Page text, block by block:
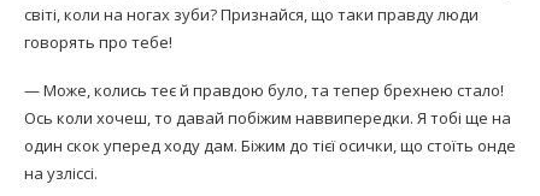
світі, коли на ногах зуби? Признайся, що таки правду люди
говорять про тебе!
— Може, колись теє й правдою було, та тепер брехнею стало!
Ось коли хочеш, то давай побіжим наввипередки. Я тобі ще на
один скок уперед ходу дам. Біжим до тієї осички, що стоїть онде
на узліссі.